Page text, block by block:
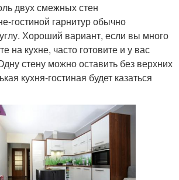
двух смежных стен
гостиной гарнитур обычно
Хороший вариант, если вы много
на кухне, часто готовите и у вас
стену можно оставить без верхних
кухня-гостиная будет казаться